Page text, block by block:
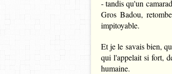
- tandis qu'un
Gros Badou,
impitoyable.
Et je le savais bien,
qui l'appelait si fort,
humaine.